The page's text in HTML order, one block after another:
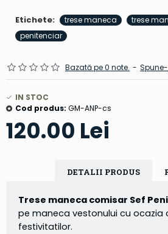
Etichete: trese maneca
trese
penitenciar
Bazată pe 0 note. -
120.00 Lei
IN STOC
Cod produs: GM-ANP-cs
DETALII PRODUS
Trese maneca comisar Sef
pe maneca vestonului cu ocazia
festivitatilor.